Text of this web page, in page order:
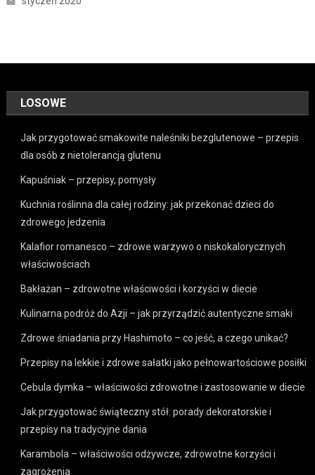
LOSOWE
Jak przygotować smakowite naleśniki bezglutenowe – przepis
dla osób z nietolerancją glutenu
Kapuśniak – przepisy, pomysły
Kuchnia roślinna dla całej rodziny: jak przekonać dzieci do
zdrowego jedzenia
Kalafior romanesco – zdrowe warzywo o niskokalorycznych
właściwościach
Bakłażan – zdrowotne właściwości i korzyści w diecie
Kulinarna podróż do Azji – jak przyrządzić autentyczne smaki
Zdrowe śniadania przy Hashimoto – co jeść, a czego unikać?
Przepisy na lekkie i zdrowe sałatki jako pełnowartościowe posiłki
Cebula dymka – właściwości zdrowotne i zastosowanie w diecie
Jak przygotować świąteczny stół: porady dekoratorskie i
przepisy na tradycyjne dania
Karambola – właściwości odżywcze, zdrowotne korzyści i
zagrożenia